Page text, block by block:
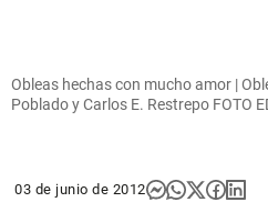
Obleas hechas con mucho amor |
Poblado y Carlos E. Restrepo FOTO
03 de junio de 2012